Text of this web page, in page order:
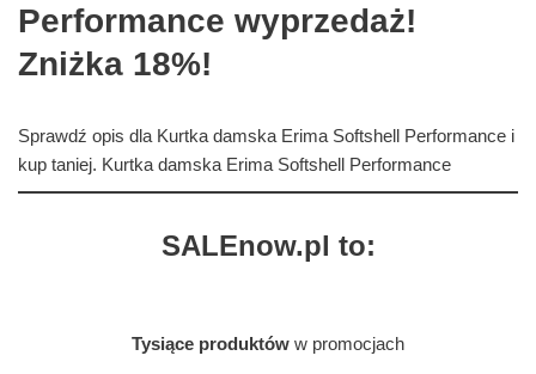
Performance wyprzedaż!
Zniżka 18%!
Sprawdź opis dla Kurtka damska Erima Softshell Performance i
kup taniej. Kurtka damska Erima Softshell Performance
SALEnow.pl to:
Tysiące produktów w promocjach